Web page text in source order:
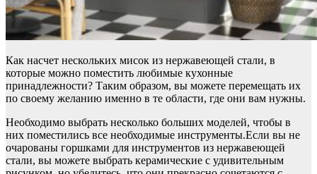
Как насчет нескольких мисок из нержавеющей стали, в
которые можно поместить любимые кухонные
принадлежности? Таким образом, вы можете перемещать их
по своему желанию именно в те области, где они вам нужны.
Необходимо выбрать несколько больших моделей, чтобы в
них поместились все необходимые инструменты.Если вы не
очарованы горшками для инструментов из нержавеющей
стали, вы можете выбрать керамические с удивительным